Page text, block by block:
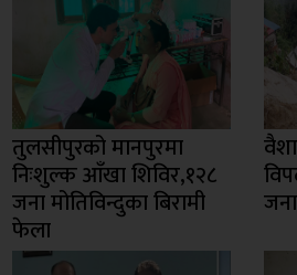
तुलसीपुरको मानपुरमा
निःशुल्क आँखा शिविर,१२८
जना मोतिविन्दुका बिरामी
फेला